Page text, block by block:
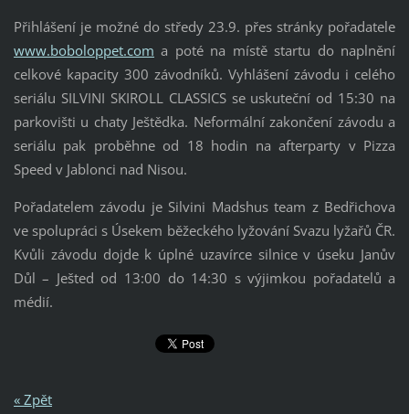
Přihlášení je možné do středy 23.9. přes stránky pořadatele
www.boboloppet.com a poté na místě startu do naplnění
celkové kapacity 300 závodníků. Vyhlášení závodu i celého
seriálu SILVINI SKIROLL CLASSICS se uskuteční od 15:30 na
parkovišti u chaty Ještědka. Neformální zakončení závodu a
seriálu pak proběhne od 18 hodin na afterparty v Pizza
Speed v Jablonci nad Nisou.
Pořadatelem závodu je Silvini Madshus team z Bedřichova
ve spolupráci s Úsekem běžeckého lyžování Svazu lyžařů ČR.
Kvůli závodu dojde k úplné uzavírce silnice v úseku Janův
Důl – Ješted od 13:00 do 14:30 s výjimkou pořadatelů a
médií.
« Zpět